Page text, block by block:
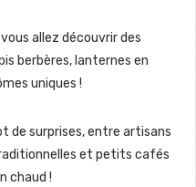
allez découvrir des
berbères, lanternes en
uniques !
de surprises, entre artisans
et petits cafés
chaud !